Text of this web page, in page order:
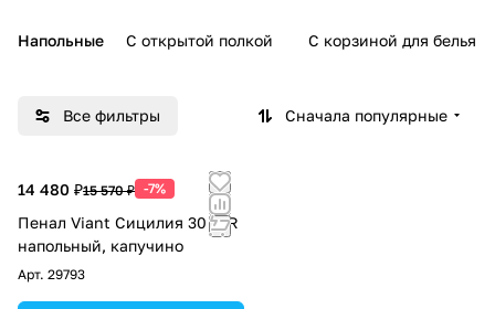
Напольные С открытой полкой С корзиной для белья
Все фильтры Сначала популярные
14 480 ₽15 570 ₽ -7%
Пенал Viant Сицилия 30 L/R
напольный, капучино
Арт. 29793